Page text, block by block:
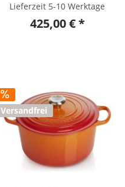
Lieferzeit 5-10 Werktage
425,00 € *
Versandfrei